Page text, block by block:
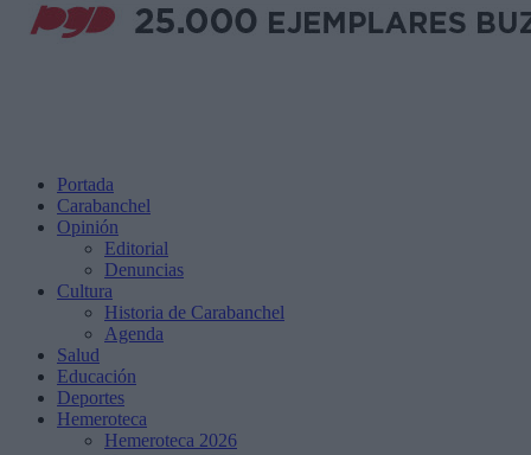
Portada
Carabanchel
Opinión
Editorial
Denuncias
Cultura
Historia de Carabanchel
Agenda
Salud
Educación
Deportes
Hemeroteca
Hemeroteca 2026